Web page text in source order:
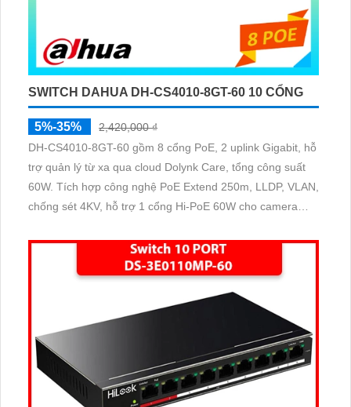
SWITCH DAHUA DH-CS4010-8GT-60 10 CỔNG
5%-35%
2,420,000 ₫
DH-CS4010-8GT-60 gồm 8 cổng PoE, 2 uplink Gigabit, hỗ
trợ quản lý từ xa qua cloud Dolynk Care, tổng công suất
60W. Tích hợp công nghệ PoE Extend 250m, LLDP, VLAN,
chống sét 4KV, hỗ trợ 1 cổng Hi-PoE 60W cho camera
dễ lắp đặt.